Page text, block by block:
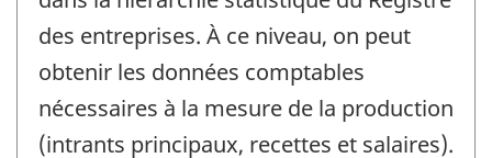
des entreprises. À ce niveau, on peut
obtenir les données comptables
nécessaires à la mesure de la production
(intrants principaux, recettes et salaires).